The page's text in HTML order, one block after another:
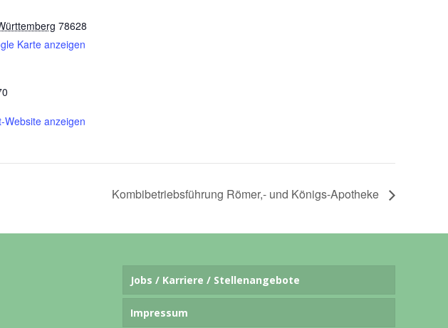
78628
Karte anzeigen
Website anzeigen
Kombibetriebsführung Römer,- und Königs-Apotheke
Jobs / Karriere / Stellenangebote
Impressum